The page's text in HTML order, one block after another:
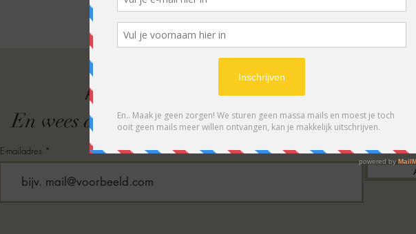
ABONNEER OP ONZE NIEUWSBRIEF
En wees als eerste op de hoogte van acties en- /
E-mailadres